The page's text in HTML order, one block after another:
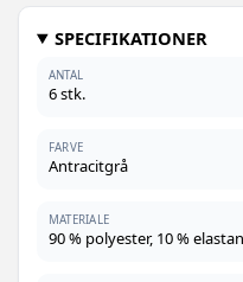
SPECIFIKATIONER
ANTAL
6 stk.
FARVE
Antracitgrå
MATERIALE
90 % polyester, 10 % elastan